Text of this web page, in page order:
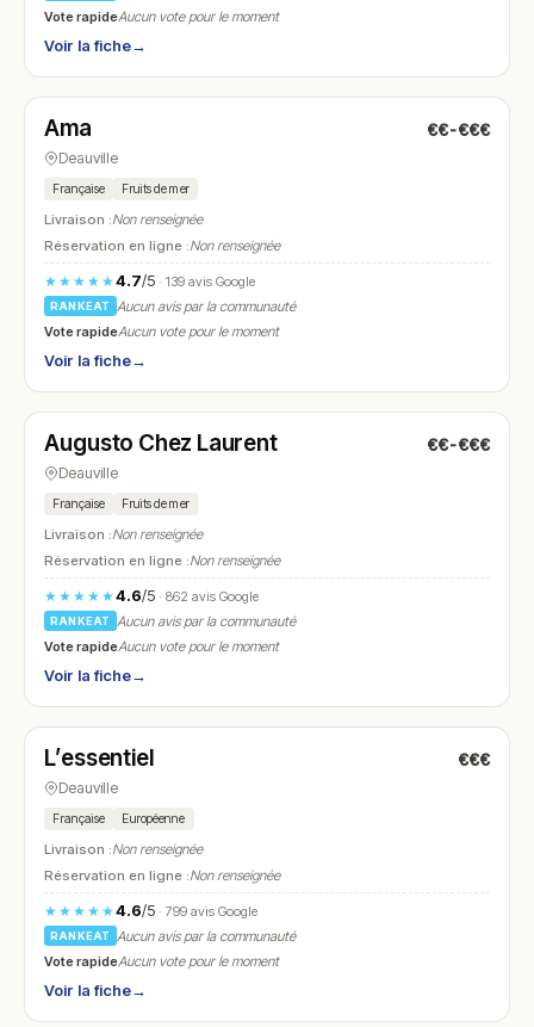
Vote rapideAucun vote pour le moment
Voir la fiche→
N° 10
Ama €€-€€€
Deauville
Française Fruits de mer
Livraison :Non renseignée
Réservation en ligne :Non renseignée
★★★★★4.7/5· 139 avis Google
RANKEAT
Aucun avis par la communauté
Vote rapideAucun vote pour le moment
Voir la fiche→
N° 11
Augusto Chez Laurent €€-€€€
Deauville
Française Fruits de mer
Livraison :Non renseignée
Réservation en ligne :Non renseignée
★★★★★4.6/5· 862 avis Google
RANKEAT
Aucun avis par la communauté
Vote rapideAucun vote pour le moment
Voir la fiche→
N° 12
L’essentiel €€€
Deauville
Française Européenne
Livraison :Non renseignée
Réservation en ligne :Non renseignée
★★★★★4.6/5· 799 avis Google
RANKEAT
Aucun avis par la communauté
Vote rapideAucun vote pour le moment
Voir la fiche→